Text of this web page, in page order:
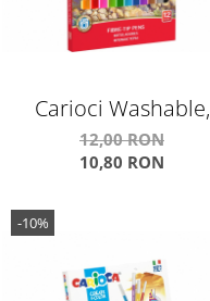
Carioci Washable,
12/Set
12,00 RON
10,80 RON
-10%